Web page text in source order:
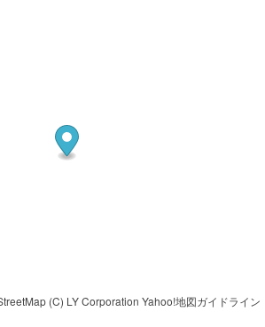
(C) LY Corporation Yahoo!地図ガイドライン